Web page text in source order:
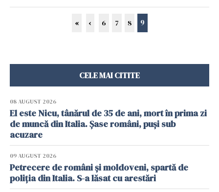
« ‹ 6 7 8 9
CELE MAI CITITE
08 AUGUST 2026
El este Nicu, tânărul de 35 de ani, mort în prima zi
de muncă din Italia. Șase români, puși sub
acuzare
09 AUGUST 2026
Petrecere de români și moldoveni, spartă de
poliția din Italia. S-a lăsat cu arestări